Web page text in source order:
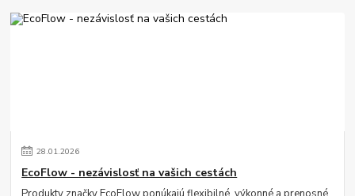
28.01.2026
EcoFlow - nezávislosť na vašich cestách